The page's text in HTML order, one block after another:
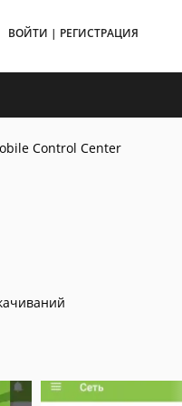
ВОЙТИ | РЕГИСТРАЦИЯ
Control Center